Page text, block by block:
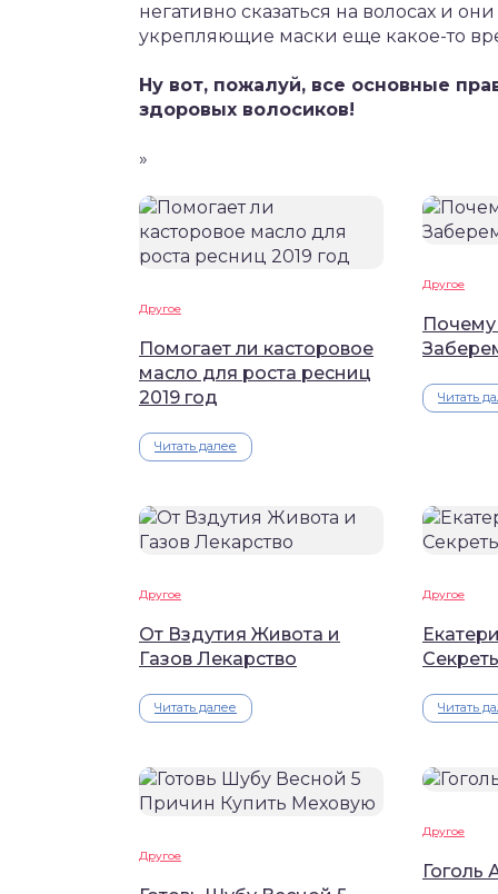
негативно сказаться на волосах и
укрепляющие маски еще какое-то
Ну вот, пожалуй, все основные
здоровых волосиков!
»
Другое
Помогает ли касторовое
масло для роста ресниц
2019 год
Читать далее
Другое
Читать
Другое
От Вздутия Живота и
Газов Лекарство
Читать далее
Другое
Читать
Другое
Другое
Гоголь